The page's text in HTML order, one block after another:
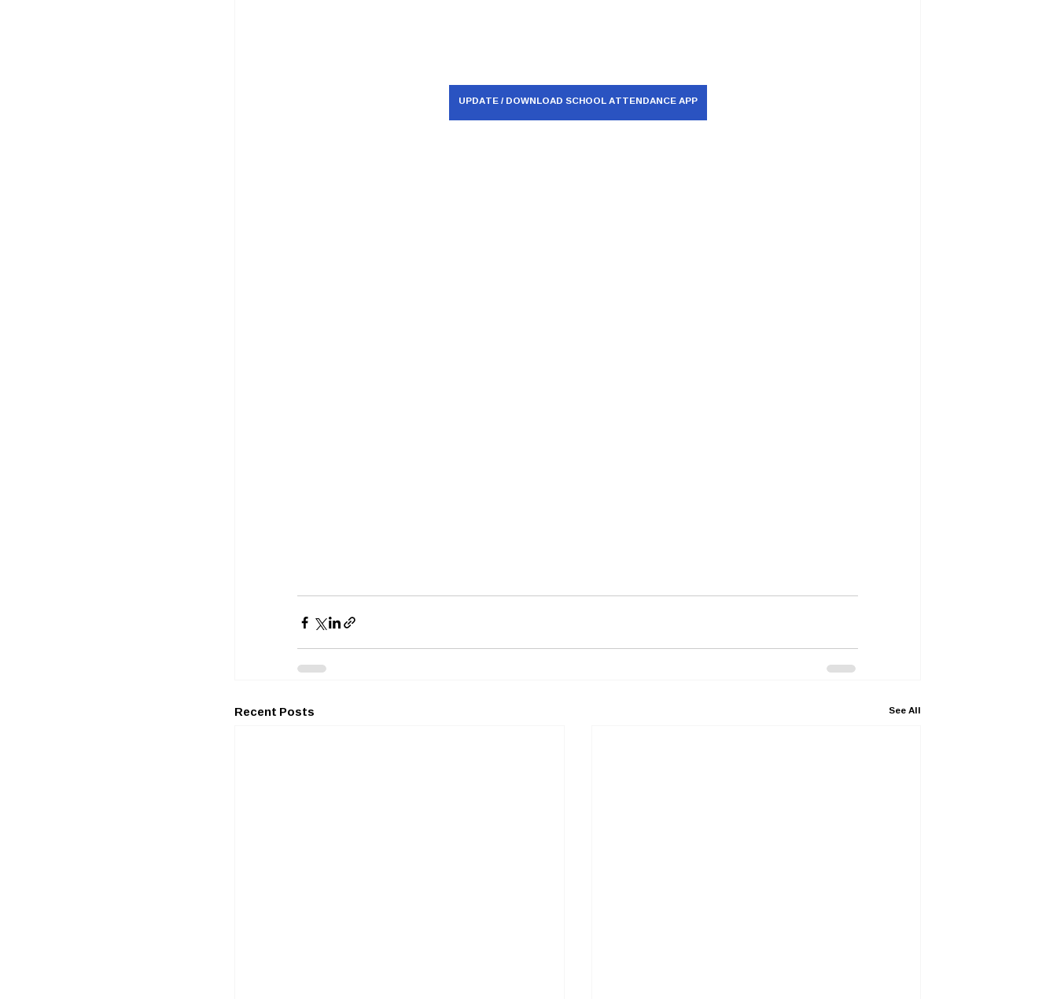
UPDATE / DOWNLOAD SCHOOL ATTENDANCE APP
Recent Posts See All